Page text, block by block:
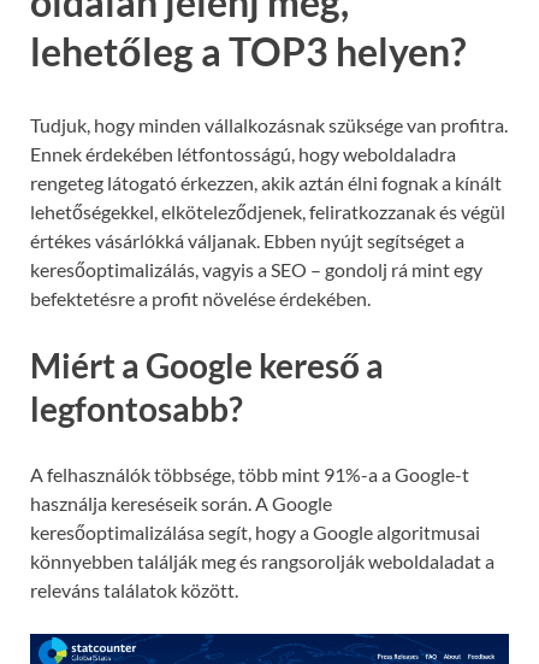
lehetőleg a TOP3 helyen?
Tudjuk, hogy minden vállalkozásnak szüksége van profitra.
Ennek érdekében létfontosságú, hogy weboldaladra
rengeteg látogató érkezzen, akik aztán élni fognak a kínált
lehetőségekkel, elköteleződjenek, feliratkozzanak és végül
értékes vásárlókká váljanak. Ebben nyújt segítséget a
keresőoptimalizálás, vagyis a SEO – gondolj rá mint egy
befektetésre a profit növelése érdekében.
Miért a Google kereső a
legfontosabb?
A felhasználók többsége, több mint 91%-a a Google-t
használja kereséseik során. A Google
keresőoptimalizálása segít, hogy a Google algoritmusai
könnyebben találják meg és rangsorolják weboldaladat a
releváns találatok között.